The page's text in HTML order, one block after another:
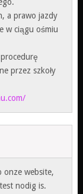
a prawo jazdy
w ciągu ośmiu
przez szkoły
onze website,
nodig is.